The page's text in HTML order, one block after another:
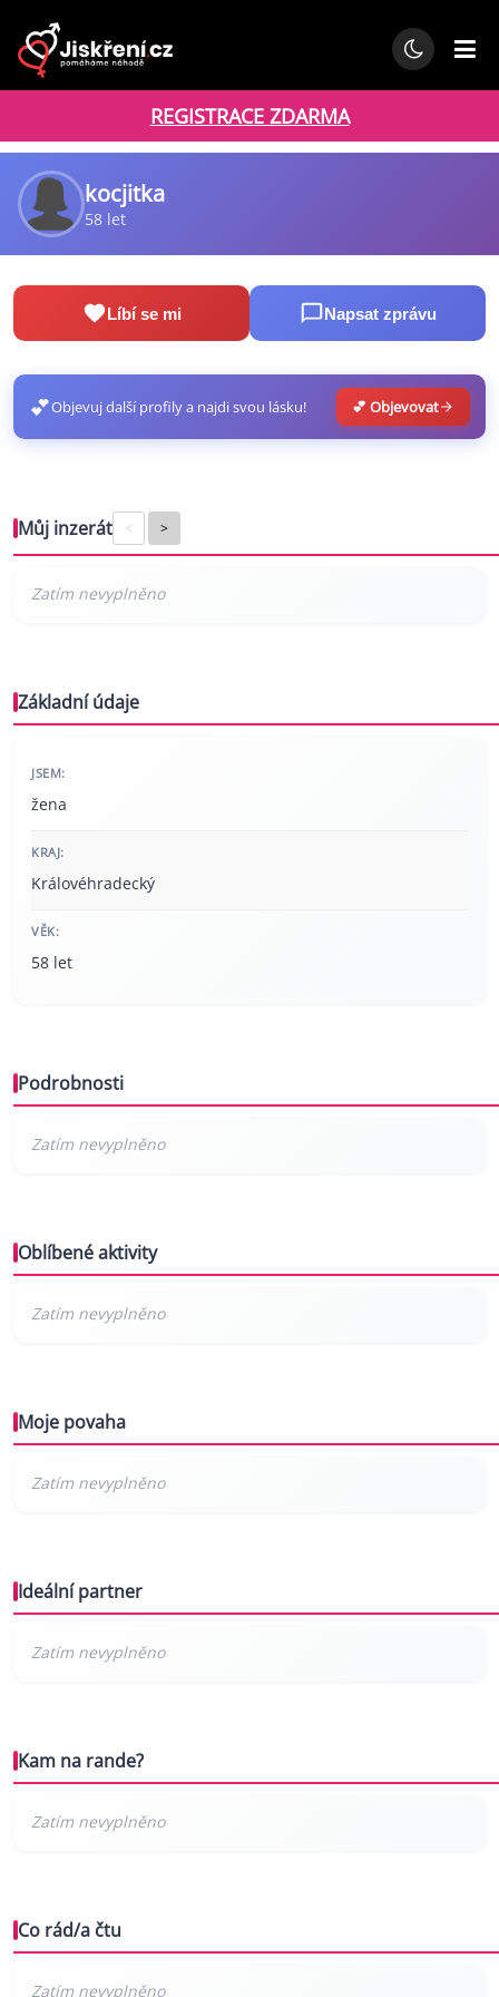
REGISTRACE ZDARMA
kocjitka
58 let
Líbí se mi Napsat zprávu
💕Objevuj další profily a najdi svou lásku! 💕 Objevovat
Můj inzerát < >
Základní údaje
JSEM:
žena
KRAJ:
Královéhradecký
VĚK:
58 let
Podrobnosti
Oblíbené aktivity
Moje povaha
Ideální partner
Kam na rande?
Co rád/a čtu